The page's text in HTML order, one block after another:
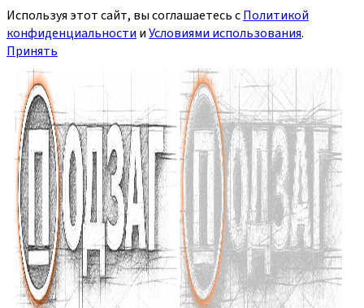
Используя этот сайт, вы соглашаетесь сПолитикой
конфиденциальности иУсловиями использования.
Принять